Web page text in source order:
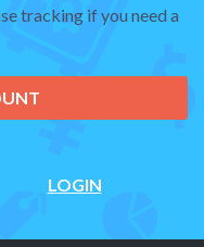
tracking if you need a
LOGIN